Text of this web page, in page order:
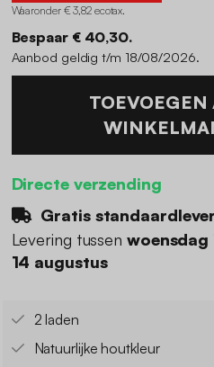
Waaronder € 3,82 ecotax.
Bespaar € 40,30.
Aanbod geldig t/m 18/08/2026.
TOEVOEGEN
Directe verzending
Gratis
Levering tussen woensdag
14 augustus
2 laden
Natuurlijke houtkleur